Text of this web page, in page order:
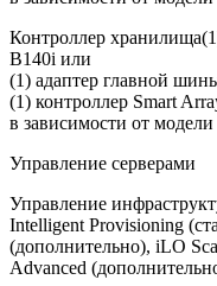
Контроллер хранилища
B140i или
(1) адаптер главной
(1) контроллер Smart
в зависимости от модели
Управление серверами
Управление
Intelligent Provisioning
(дополнительно), iLO
Advanced